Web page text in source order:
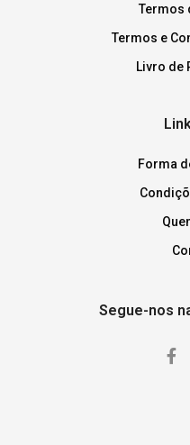
Termos
Termos e
Livro de
Forma
Segue-nos